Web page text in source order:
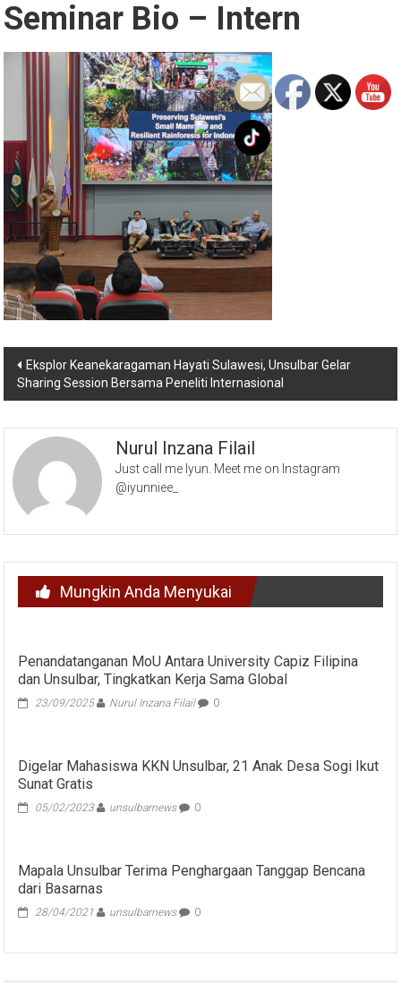
Seminar Bio – Intern
Navigasi
pos
Eksplor Keanekaragaman Hayati Sulawesi, Unsulbar Gelar
Sharing Session Bersama Peneliti Internasional
Nurul Inzana Filail
Just call me Iyun. Meet me on Instagram
@iyunniee_
Mungkin Anda Menyukai
Penandatanganan MoU Antara University Capiz Filipina
dan Unsulbar, Tingkatkan Kerja Sama Global
23/09/2025 Nurul Inzana Filail 0
Digelar Mahasiswa KKN Unsulbar, 21 Anak Desa Sogi Ikut
Sunat Gratis
05/02/2023 unsulbarnews 0
Mapala Unsulbar Terima Penghargaan Tanggap Bencana
dari Basarnas
28/04/2021 unsulbarnews 0